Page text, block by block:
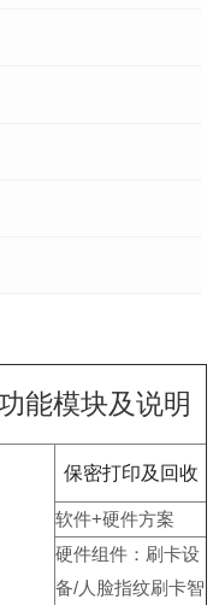
能模块及说明
保密打印及回收
软件+硬件方案
硬件组件：刷卡设
备/人脸指纹刷卡智